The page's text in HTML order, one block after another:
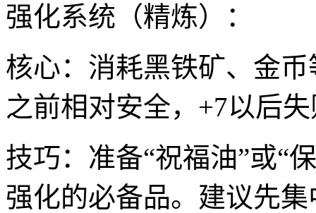
强化系统（精炼）：
核心：消耗黑铁矿、金
之前相对安全，+7以后
技巧：准备“祝福油”或“
强化的必备品。建议先